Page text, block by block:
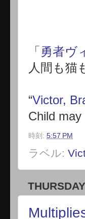
「 勇者ヴ
人間も猫
“Victor,
Child
時刻: 5:57 PM
ラベル: